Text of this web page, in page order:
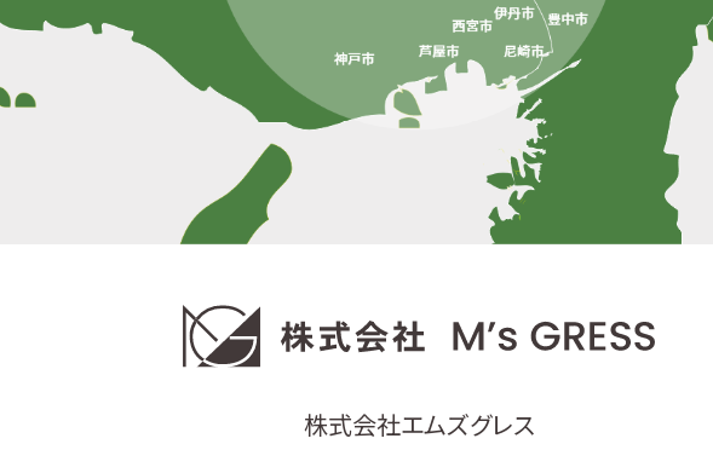
株式会社エムズグレス